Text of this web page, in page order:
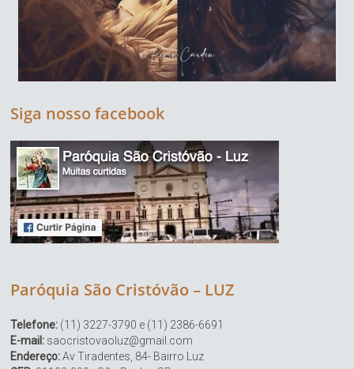
Siga nosso facebook
Paróquia São Cristóvão – LUZ
Telefone: (11) 3227-3790 e (11) 2386-6691
E-mail: saocristovaoluz@gmail.com
Endereço:Av Tiradentes, 84- Bairro Luz